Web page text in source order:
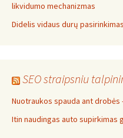
likvidumo mechanizmas
Didelis vidaus durų
SEO straipsniu
Nuotraukos spauda ant
Itin naudingas auto supirkimas